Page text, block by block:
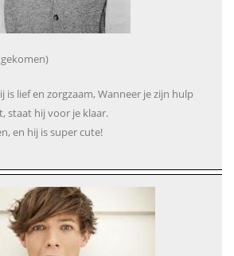
is lief en zorgzaam, Wanneer je zijn hulp
staat hij voor je klaar.
en hij is super cute!